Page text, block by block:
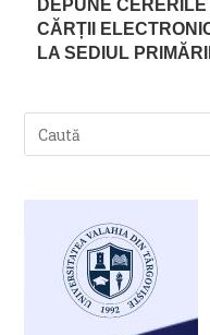
DEPUNE
CĂRȚII
LA SEDIUL